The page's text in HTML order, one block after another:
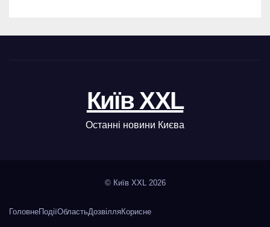
Київ XXL
Останні новини Києва
© Київ XXL 2026
ГоловнеПодіїОбластьДозвілляКорисне